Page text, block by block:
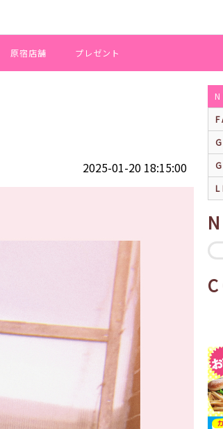
原宿店舗 プレゼント
2025-01-20 18:15:00